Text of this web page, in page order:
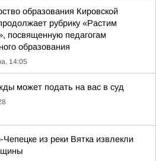
образования Кировской
рубрику «Растим
посвященную педагогам
образования
14:05
может подать на вас в суд
из реки Вятка извлекли